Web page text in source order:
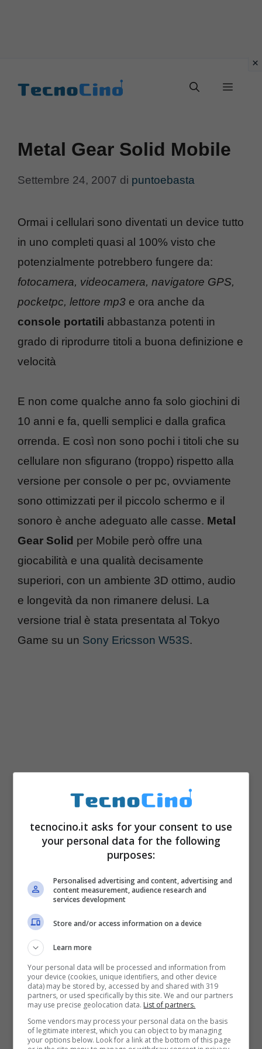
Menu
Metal Gear Solid Mobile
Settembre 24, 2007 di puntoebasta
Ormai i cellulari sono diventati un device tutto
in uno completi quasi al 100% visto che
potenzialmente potrebbero fungere da:
fotocamera, videocamera, navigatore GPS,
pocketpc, lettore mp3 e ora anche da
console portatili abbastanza potenti in
grado di riprodurre titoli a buona definizione e
velocità
E non come qualche anno fa solo giochini di
10 anni e fa, quelli semplici e dalla grafica
orrenda. E così non sono pochi i titoli che su
cellulare non sfigurano (troppo) rispetto alla
versione per console o per pc, ovviamente
sono ottimizzati per il piccolo schermo e il
sonoro è anche adeguato alle casse. Metal
Gear Solid per Mobile però offre una
giocabilità e una qualità decisamente
superiori, con un ambiente 3D ottimo, audio
e longevità da non rimanere delusi. La
versione trial è stata presentata al Tokyo
Game su un Sony Ericsson W53S.
tecnocino.it asks for your consent to use
your personal data for the following
purposes:
Personalised advertising and content, advertising and
content measurement, audience research and
services development
Store and/or access information on a device
Learn more
Your personal data will be processed and information from
your device (cookies, unique identifiers, and other device
data) may be stored by, accessed by and shared with 319
partners, or used specifically by this site. We and our partners
may use precise geolocation data. List of partners.
Some vendors may process your personal data on the basis
of legitimate interest, which you can object to by managing
your options below. Look for a link at the bottom of this page